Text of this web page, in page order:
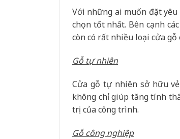
Với những ai muốn đặt
chọn tốt nhất. Bên cạnh
còn có rất nhiều loại cửa
Gỗ tự nhiên
Cửa gỗ tự nhiên sở hữu
không chỉ giúp tăng tính
trị của công trình.
Gỗ công nghiệp